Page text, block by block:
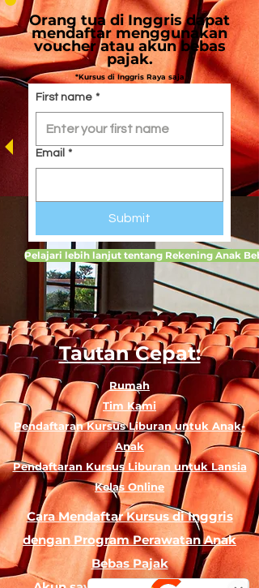
Orang tua di Inggris dapat
mendaftar menggunakan
voucher atau akun bebas
pajak.
*Kursus di Inggris Raya saja
First name *
Email *
Submit
Pelajari lebih lanjut tentang Rekening Anak
Tautan Cepat:
Rumah
Tim Kami
Pendaftaran Kursus Liburan untuk Anak-
Anak
Pendaftaran Kursus Liburan untuk Lansia
Kelas Online
Cara Mendaftar Kursus di Inggris
dengan Program Perawatan Anak
Bebas Pajak